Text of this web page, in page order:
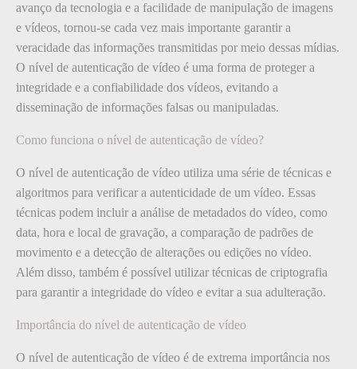
avanço da tecnologia e a facilidade de manipulação de imagens
e vídeos, tornou-se cada vez mais importante garantir a
veracidade das informações transmitidas por meio dessas mídias.
O nível de autenticação de vídeo é uma forma de proteger a
integridade e a confiabilidade dos vídeos, evitando a
disseminação de informações falsas ou manipuladas.
Como funciona o nível de autenticação de vídeo?
O nível de autenticação de vídeo utiliza uma série de técnicas e
algoritmos para verificar a autenticidade de um vídeo. Essas
técnicas podem incluir a análise de metadados do vídeo, como
data, hora e local de gravação, a comparação de padrões de
movimento e a detecção de alterações ou edições no vídeo.
Além disso, também é possível utilizar técnicas de criptografia
para garantir a integridade do vídeo e evitar a sua adulteração.
Importância do nível de autenticação de vídeo
O nível de autenticação de vídeo é de extrema importância nos